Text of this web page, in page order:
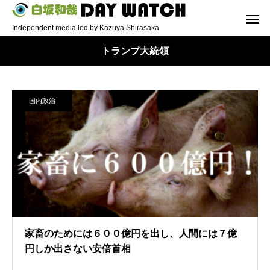
Independent media led by Kazuya Shirasaka
トランプ大統領
国内政治
家畜のためには６００億円を出し、人間には７億
円しか出さない安倍首相